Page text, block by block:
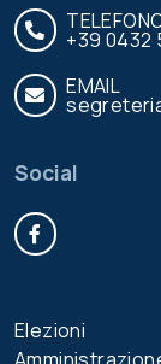
+39 0432
EMAIL
Social
Elezioni